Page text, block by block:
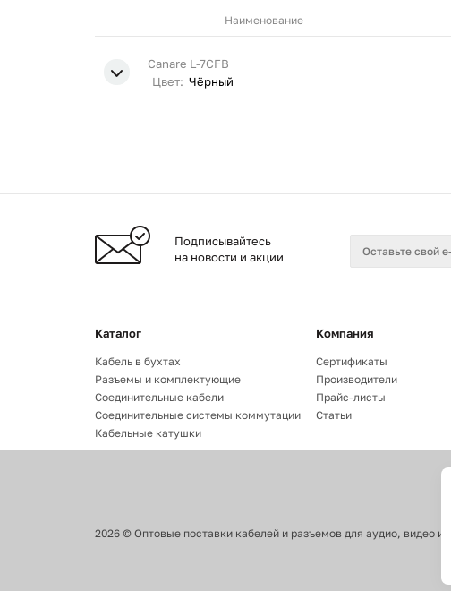
Наименование
Canare L-7CFB
Цвет: Чёрный
Подписывайтесь
на новости и акции
Каталог Компания
Кабель в бухтах
Разъемы и комплектующие
Соединительные кабели
Соединительные системы коммутации
Кабельные катушки
Сертификаты
Производители
Прайс-листы
Статьи
2026 © Оптовые поставки кабелей и разъемов для аудио, видео и